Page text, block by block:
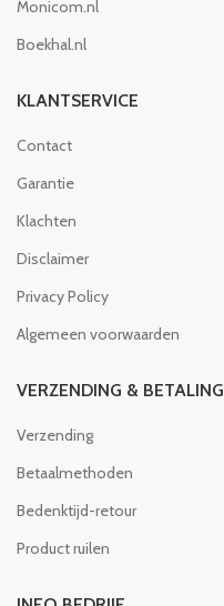
Monicom.nl
Boekhal.nl
KLANTSERVICE
Contact
Garantie
Klachten
Disclaimer
Privacy Policy
Algemeen voorwaarden
VERZENDING & BETALING
Verzending
Betaalmethoden
Bedenktijd-retour
Product ruilen